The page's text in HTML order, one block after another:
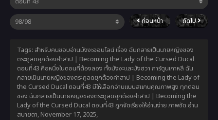
ก่อนหน้า ถัดไป
Tags: สำหรับคนชอบอ่านมังงะออนไลน์ เรื่อง ฉันกลายเป็นนายหญิงของ
ตระกูลดยุกต้องคำสาป | Becoming the Lady of the Cursed Ducal
ตอนที่43 คือหนึ่งในตอนที่ต้องลอง ทั้งมังงะและมังฮวา การ์ตูนเกาหลี ฉัน
กลายเป็นนายหญิงของตระกูลดยุกต้องคำสาป | Becoming the Lady of
the Cursed Ducal ตอนที่43 มีให้เลือกอ่านแบบสแกนคุณภาพสูง ทุกตอน
ของ ฉันกลายเป็นนายหญิงของตระกูลดยุกต้องคำสาป | Becoming the
Lady of the Cursed Ducal ตอนที่43 ถูกจัดเรียงให้อ่านง่าย ภาพชัด อ่าน
สบายตา, November 17, 2025,